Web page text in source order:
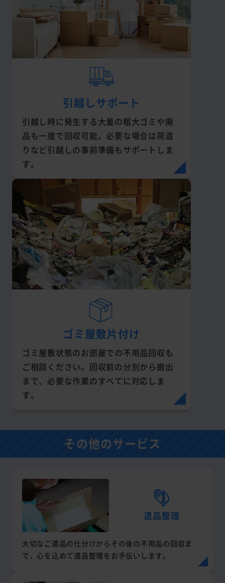
引越しサポート
引越し時に発生する大量の粗大ゴミや廃
品も一度で回収可能。必要な場合は荷造
りなど引越しの事前準備もサポートしま
す。
ゴミ屋敷片付け
ゴミ屋敷状態のお部屋での不用品回収も
ご相談ください。回収前の分別から搬出
まで、必要な作業のすべてに対応しま
す。
その他のサービス
遺品整理
大切なご遺品の仕分けからその後の不用品の回収ま
で、心を込めて遺品整理をお手伝いします。